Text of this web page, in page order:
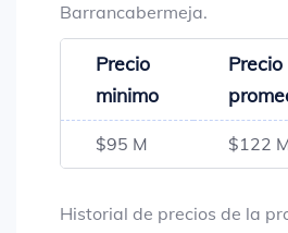
Barrancabermeja.
Precio
minimo
Precio
$95 M $122
Historial de precios de la